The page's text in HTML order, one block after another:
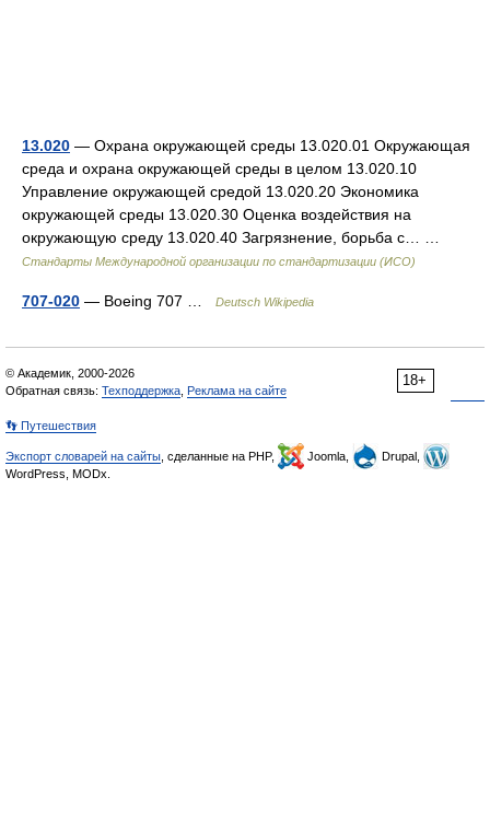
13.020 — Охрана окружающей среды 13.020.01 Окружающая
среда и охрана окружающей среды в целом 13.020.10
Управление окружающей средой 13.020.20 Экономика
окружающей среды 13.020.30 Оценка воздействия на
окружающую среду 13.020.40 Загрязнение, борьба с… …
Стандарты Международной организации по стандартизации (ИСО)
707-020 — Boeing 707 … Deutsch Wikipedia
18+
© Академик, 2000-2026
Обратная связь: Техподдержка Реклама на сайте
👣 Путешествия
Экспорт словарей на сайты , сделанные на PHP, Joomla,
Drupal,
WordPress, MODx.